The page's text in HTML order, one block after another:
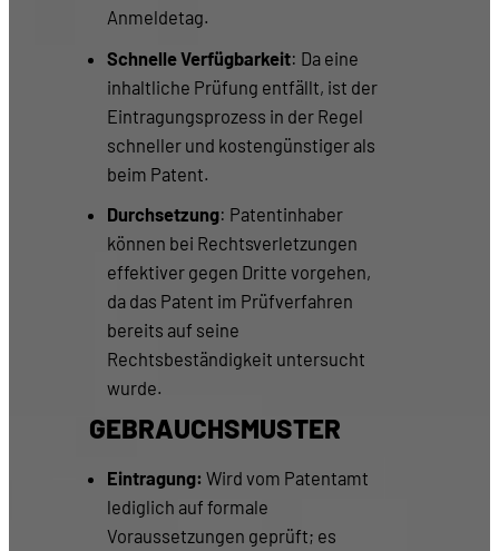
Anmeldetag.
Schnelle Verfügbarkeit: Da eine
inhaltliche Prüfung entfällt, ist der
Eintragungsprozess in der Regel
schneller und kostengünstiger als
beim Patent.
Durchsetzung: Patentinhaber
können bei Rechtsverletzungen
effektiver gegen Dritte vorgehen,
da das Patent im Prüfverfahren
bereits auf seine
Rechtsbeständigkeit untersucht
wurde.
GEBRAUCHSMUSTER
Eintragung: Wird vom Patentamt
lediglich auf formale
Voraussetzungen geprüft; es